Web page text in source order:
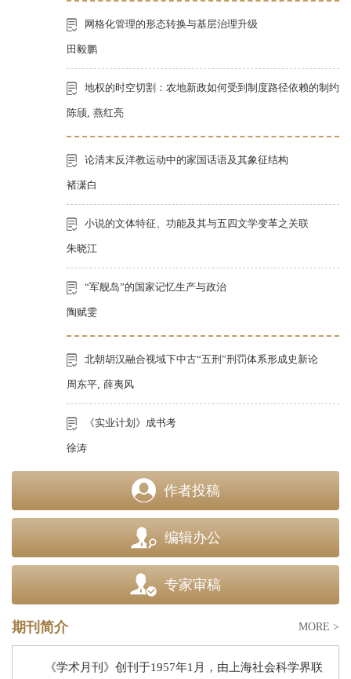
网格化管理的形态转换与基层治理升级
田毅鹏
地权的时空切割：农地新政如何受到制度路径依赖的制约
陈颀, 燕红亮
论清末反洋教运动中的家国话语及其象征结构
褚潇白
小说的文体特征、功能及其与五四文学变革之关联
朱晓江
“军舰岛”的国家记忆生产与政治
陶赋雯
北朝胡汉融合视域下中古“五刑”刑罚体系形成史新论
周东平, 薛夷风
《实业计划》成书考
徐涛
作者投稿
编辑办公
专家审稿
期刊简介 MORE >
《学术月刊》创刊于1957年1 月，由上海社会科学界联